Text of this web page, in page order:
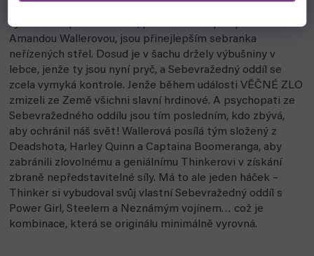
tým. Nebezpeční zločinci, přinucení ke spolupráci
Amandou Wallerovou, jsou přinejlepším sebranka
neřízených střel. Dosud je v šachu držely výbušniny v
lebce, jenže ty jsou nyní pryč, a Sebevražedný oddíl se
zcela vymyká kontrole. Jenže během události VĚČNÉ ZLO
zmizeli ze Země všichni slavní hrdinové. A psychopati ze
Sebevražedného oddílu jsou tím posledním, kdo zbývá,
aby ochránil náš svět! Wallerová posílá tým složený z
Deadshota, Harley Quinn a Captaina Boomeranga, aby
zabránili zlovolnému a geniálnímu Thinkerovi v získání
zbraně nepředstavitelné síly. Má to ale jeden háček –
Thinker si vybudoval svůj vlastní Sebevražedný oddíl s
Power Girl, Steelem a Neznámým vojínem… což je
kombinace, která se originálu minimálně vyrovná.